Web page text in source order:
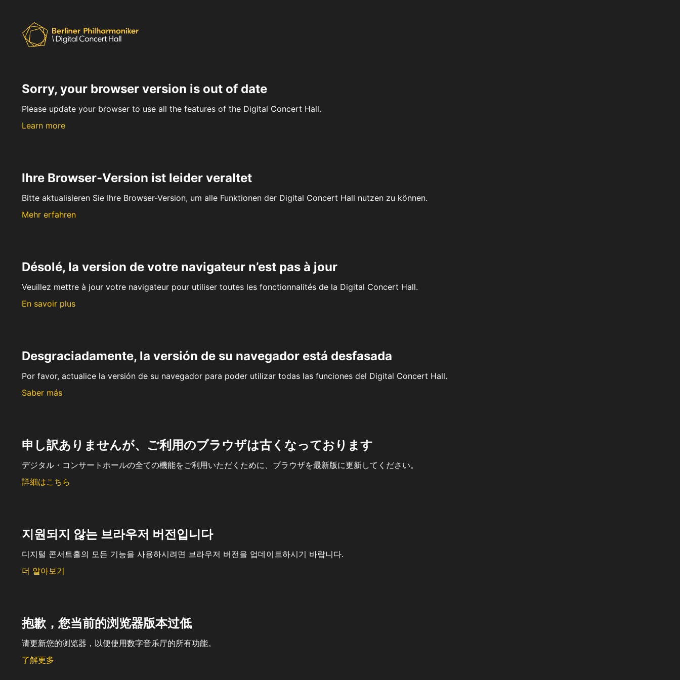
Sorry, your browser version is out of date
Please update your browser to use all the features of the Digital Concert Hall.
Learn more
Ihre Browser-Version ist leider veraltet
Bitte aktualisieren Sie Ihre Browser-Version, um alle Funktionen der Digital Concert Hall nutzen zu können.
Mehr erfahren
Désolé, la version de votre navigateur n’est pas à jour
Veuillez mettre à jour votre navigateur pour utiliser toutes les fonctionnalités de la Digital Concert Hall.
En savoir plus
Desgraciadamente, la versión de su navegador está desfasada
Por favor, actualice la versión de su navegador para poder utilizar todas las funciones del Digital Concert Hall.
Saber más
申し訳ありませんが、ご利用のブラウザは古くなっております
デジタル・コンサートホールの全ての機能をご利用いただくために、ブラウザを最新版に更新してください。
詳細はこちら
지원되지 않는 브라우저 버전입니다
디지털 콘서트홀의 모든 기능을 사용하시려면 브라우저 버전을 업데이트하시기 바랍니다.
더 알아보기
抱歉，您当前的浏览器版本过低
请更新您的浏览器，以便使用数字音乐厅的所有功能。
了解更多